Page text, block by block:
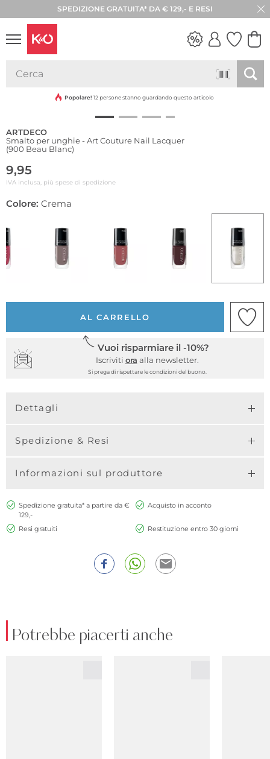
SPEDIZIONE GRATUITA* DA € 129,- E RESI
30 GIORNI DI RESO
VIBES
Popolare! 12 persone stanno guardando questo articolo
ARTDECO
Smalto per unghie - Art Couture Nail Lacquer
(900 Beau Blanc)
9,95
IVA inclusa, più spese di spedizione
Colore: Crema
AL CARRELLO
Vuoi risparmiare il -10%?
Iscriviti ora alla newsletter.
Si prega di rispettare le condizioni del buono.
Dettagli
Spedizione & Resi
Informazioni sul produttore
Spedizione gratuita* a partire da €
129,-
Acquisto in acconto
Resi gratuiti Restituzione entro 30 giorni
Potrebbe piacerti anche